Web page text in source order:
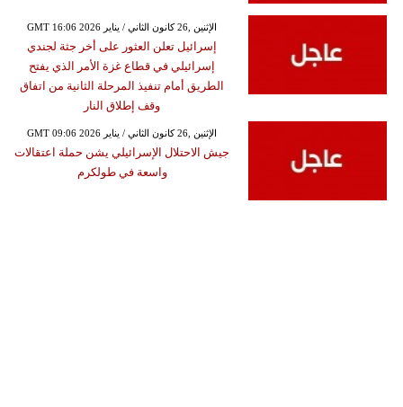
GMT 16:06 2026 الإثنين ,26 كانون الثاني / يناير
إسرائيل تعلن العثور على أخر جثة لجندي
إسرائيلي في قطاع غزة الأمر الذي يفتح
الطريق أمام تنفيذ المرحلة الثانية من اتفاق
وقف إطلاق النار
GMT 09:06 2026 الإثنين ,26 كانون الثاني / يناير
جيش الاحتلال الإسرائيلي يشن حملة اعتقالات
واسعة في طولكرم